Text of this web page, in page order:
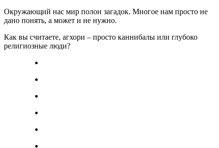
Окружающий нас мир полон загадок. Многое нам просто не
дано понять, а может и не нужно.
Как вы считаете, агхори – просто каннибалы или глубоко
религиозные люди?